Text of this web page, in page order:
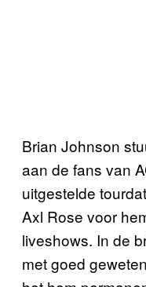
Brian Johnson
aan de fans van
uitgestelde
Axl Rose voor
liveshows. In de
met goed